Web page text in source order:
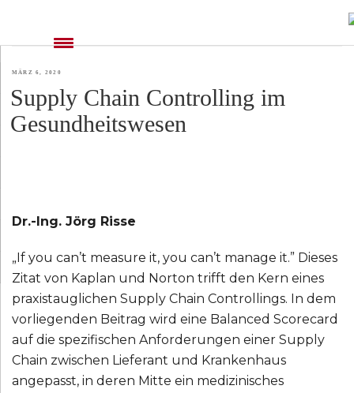
VERÖFFENTLICHT
AM
MÄRZ 6, 2020
Supply Chain Controlling im
Gesundheitswesen
Dr.-Ing. Jörg Risse
„If you can’t measure it, you can’t manage it.” Dieses
Zitat von Kaplan und Norton trifft den Kern eines
praxistauglichen Supply Chain Controllings. In dem
vorliegenden Beitrag wird eine Balanced Scorecard
auf die spezifischen Anforderungen einer Supply
Chain zwischen Lieferant und Krankenhaus
angepasst, in deren Mitte ein medizinisches